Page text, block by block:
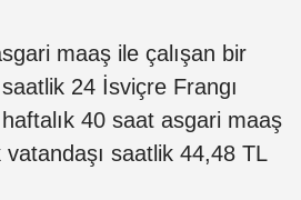
maaş ile çalışan bir
24 İsviçre Frangı
haftalık 40 saat asgari maaş
vatandaşı saatlik 44,48 TL